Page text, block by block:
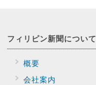
フィリピン新聞について
概要
会社案内